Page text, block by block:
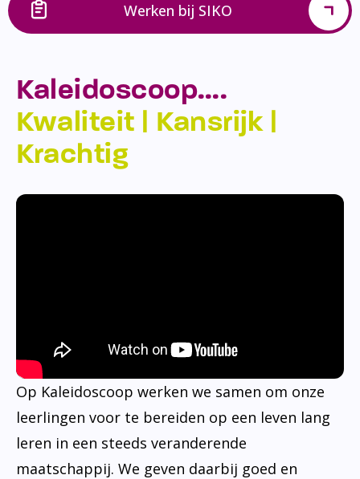
Werken bij SIKO
Kaleidoscoop….
Kwaliteit | Kansrijk |
Krachtig
Op Kaleidoscoop werken we samen om onze
leerlingen voor te bereiden op een leven lang
leren in een steeds veranderende
maatschappij. We geven daarbij goed en